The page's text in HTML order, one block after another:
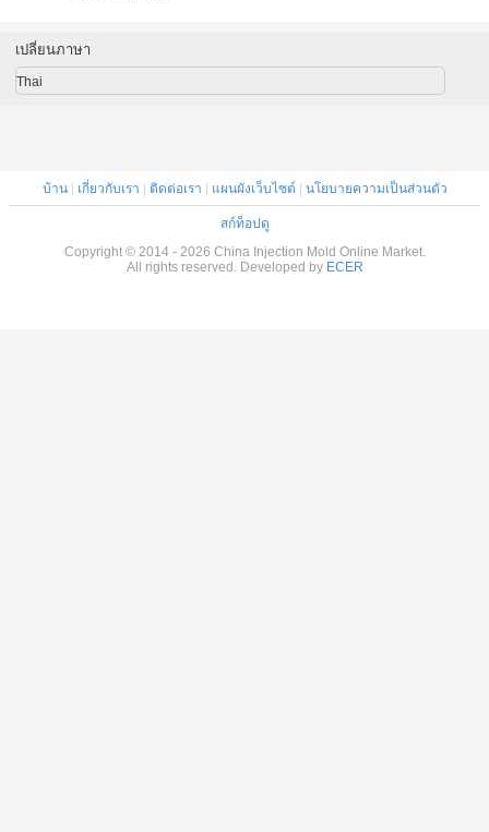
เปลี่ยนภาษา
Thai
บ้าน| เกี่ยวกับเรา | ติดต่อเรา | แผนผังเว็บไซต์ | นโยบายความเป็นส่วนตัว
สก์ท็อปดู
Copyright © 2014 - 2026 China Injection Mold Online Market.
All rights reserved. Developed by ECER